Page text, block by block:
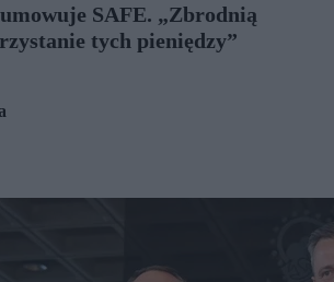
SAFE. „Zbrodnią
tych pieniędzy”